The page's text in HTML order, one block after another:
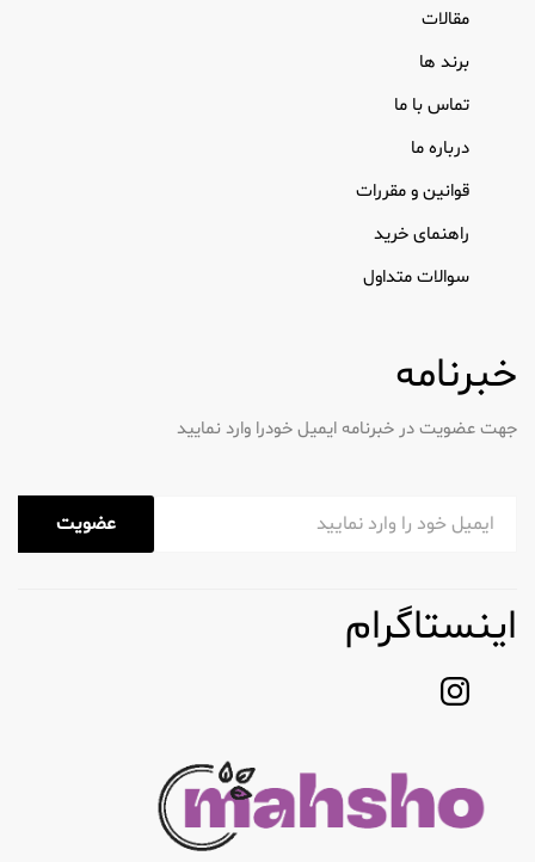
مقالات
برند ها
تماس با ما
درباره ما
قوانین و مقررات
راهنمای خرید
سوالات متداول
خبرنامه
جهت عضویت در خبرنامه ایمیل خودرا وارد نمایید
عضویت
اینستاگرام